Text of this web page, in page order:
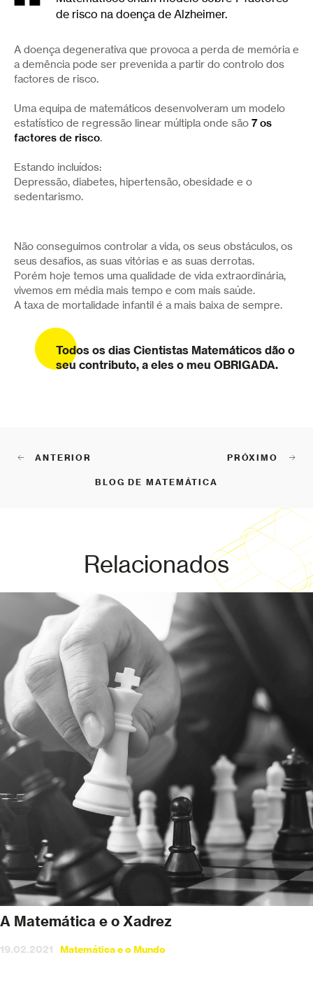
de risco na doença de Alzheimer.
A doença degenerativa que provoca a perda de memória e
a demência pode ser prevenida a partir do controlo dos
factores de risco.
Uma equipa de matemáticos desenvolveram um modelo
estatístico de regressão linear múltipla onde são 7 os
factores de risco.
Estando incluídos:
Depressão, diabetes, hipertensão, obesidade e o
sedentarismo.
Não conseguimos controlar a vida, os seus obstáculos, os
seus desafios, as suas vitórias e as suas derrotas.
Porém hoje temos uma qualidade de vida extraordinária,
vivemos em média mais tempo e com mais saúde.
A taxa de mortalidade infantil é a mais baixa de sempre.
Todos os dias Cientistas Matemáticos dão o
seu contributo, a eles o meu OBRIGADA.
ANTERIOR
BLOG DE MATEMÁTICA
PRÓXIMO
Relacionados
A Matemática e o Xadrez
19.02.2021 Matemática e o Mundo